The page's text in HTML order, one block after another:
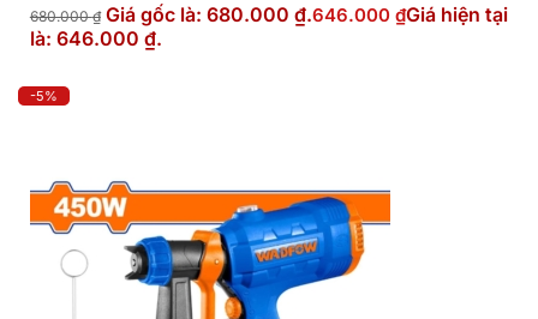
680.000₫ Giá gốc là: 680.000 ₫.646.000 ₫Giá hiện tại
là: 646.000 ₫.
-5%